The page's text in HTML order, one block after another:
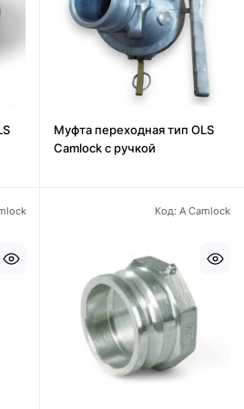
Муфта переходная тип OLS
Camlock с ручкой
Код: А Camlock